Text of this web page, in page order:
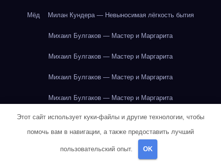
Мёд Милан Кундера — Невыносимая лёгкость бытия
Михаил Булгаков — Мастер и Маргарита
Михаил Булгаков — Мастер и Маргарита
Михаил Булгаков — Мастер и Маргарита
Михаил Булгаков — Мастер и Маргарита
Михаил Булгаков — Мастер и Маргарита
Михаил Булгаков — Мастер и Маргарита
Михаил Булгаков — Мастер и Маргарита
Этот сайт использует куки-файлы и другие технологии, чтобы
помочь вам в навигации, а также предоставить лучший
пользовательский опыт. OK